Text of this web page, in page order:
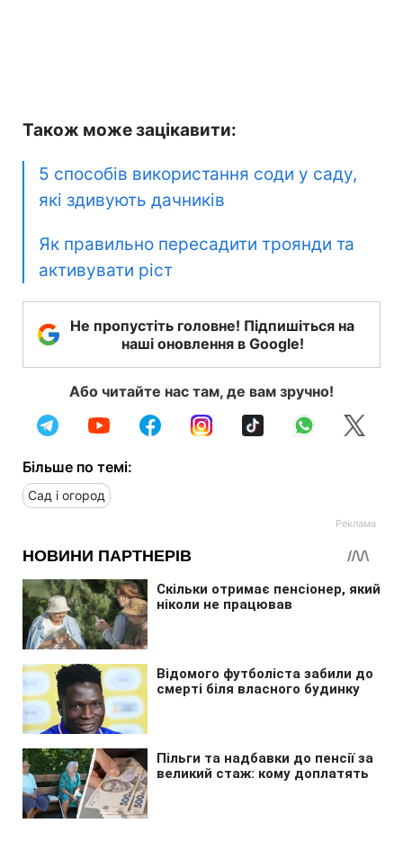
Також може зацікавити:
5 способів використання соди у саду,
які здивують дачників
Як правильно пересадити троянди та
активувати ріст
Не пропустіть головне! Підпишіться на
наші оновлення в Google!
Або читайте нас там, де вам зручно!
Більше по темі:
Сад і огород